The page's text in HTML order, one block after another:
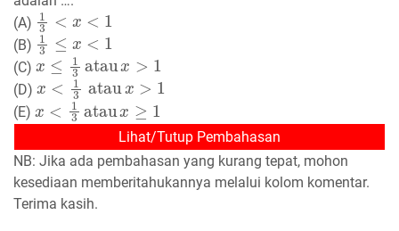
(A)
13<x<
(B)
1 ≤x <
(C)
x≤ 13 atau x
(D)
x <1 3ataux>1
(E)
x< 13 ataux≥1
Lihat/Tutup Pembahasan
NB: Jika ada pembahasan yang kurang tepat, mohon
kesediaan memberitahukannya melalui kolom komentar.
Terima kasih.